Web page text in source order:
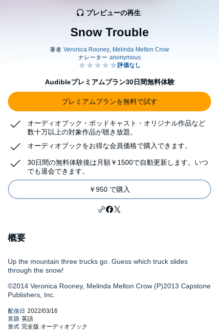
Snow Trouble
プレビューの再生
Audibleプレミアムプラン30日間無料体験
プレミアムプランを無料で試す
オーディオブック・ポッドキャスト・オリジナル作品など
数十万以上の対象作品が聴き放題。
オーディオブックをお得な会員価格で購入できます。
30日間の無料体験後は月額￥1500で自動更新します。いつ
でも退会できます。
￥950 で購入
概要
Up the mountain three trucks go. Guess which truck slides
through the snow!
©2014 Veronica Rooney, Melinda Melton Crow (P)2013 Capstone
Publishers, Inc.